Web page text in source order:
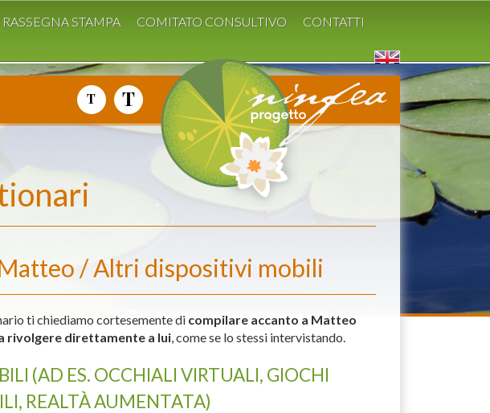
RASSEGNA STAMPA COMITATO CONSULTIVO CONTATTI
/ Altri dispositivi mobili
ti chiediamo cortesemente di compilare accanto a Matteo
rivolgere direttamente a lui, come se lo stessi intervistando.
(AD ES. OCCHIALI VIRTUALI, GIOCHI
REALTÀ AUMENTATA)